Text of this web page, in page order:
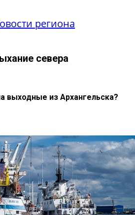
региона
севера
выходные из Архангельска?